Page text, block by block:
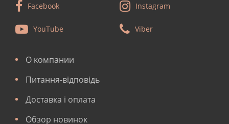
Facebook Instagram
YouTube Viber
О компании
Питання-відповідь
Доставка і оплата
Обзор новинок